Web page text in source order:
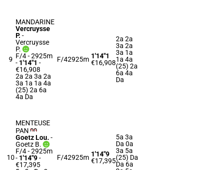
9
MANDARINE
Vercruysse
P. -
Vercruysse
P.
F/4 - 2925m
- 1'14"1 -
€16,908
2a 2a 3a 2a
3a 1a 1a 4a
(25) 2a 6a
4a Da
F/42925m 1'14"1
€16,908
2a 2a
3a 2a
3a 1a
1a 4a
(25) 2a
6a 4a
Da
10
MENTEUSE
PAN
Goetz Lou. -
Goetz B.
F/4 - 2925m
- 1'14"9-
€17,395
F/42925m 1'14"9
€17,395
5a 3a
Da 0a
3a 5a
(25) Da
Da 6a